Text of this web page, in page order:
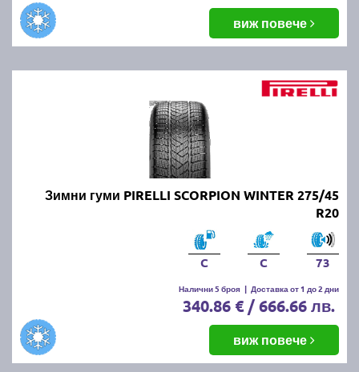
виж повече
Зимни гуми PIRELLI SCORPION WINTER 275/45
R20
C C 73
Налични 5 броя | Доставка от 1 до 2 дни
340.86 € / 666.66 лв.
виж повече